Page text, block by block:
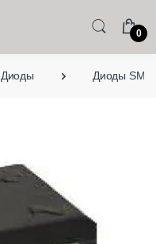
0
Диоды Диоды SMD